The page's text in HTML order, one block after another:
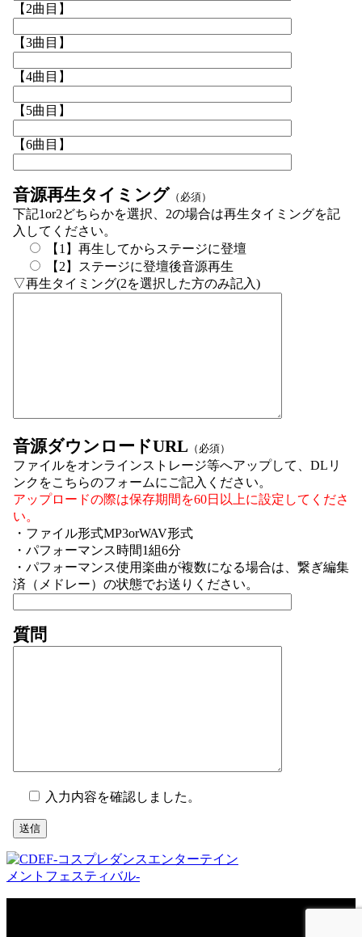
【2曲目】
【3曲目】
【4曲目】
【5曲目】
【6曲目】
音源再生タイミング （必須）
下記1or2どちらかを選択、2の場合は再生タイミングを記
入してください。
【1】再生してからステージに登壇
【2】ステージに登壇後音源再生
▽再生タイミング(2を選択した方のみ記入)
音源ダウンロードURL （必須）
ファイルをオンラインストレージ等へアップして、DLリ
ンクをこちらのフォームにご記入ください。
アップロードの際は保存期間を60日以上に設定してくださ
い。
・ファイル形式MP3orWAV形式
・パフォーマンス時間1組6分
・パフォーマンス使用楽曲が複数になる場合は、繋ぎ編集
済（メドレー）の状態でお送りください。
質問
入力内容を確認しました。